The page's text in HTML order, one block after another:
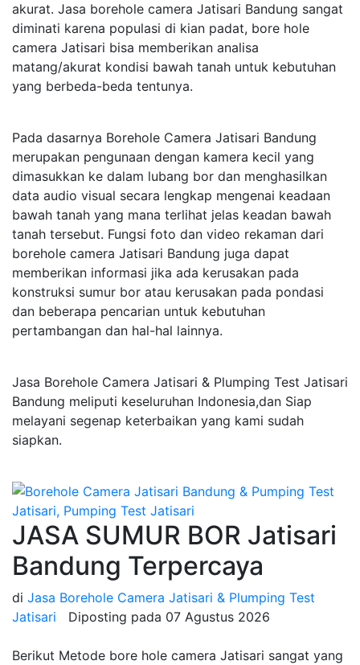
akurat. Jasa borehole camera Jatisari Bandung sangat
diminati karena populasi di kian padat, bore hole
camera Jatisari bisa memberikan analisa
matang/akurat kondisi bawah tanah untuk kebutuhan
yang berbeda-beda tentunya.
Pada dasarnya Borehole Camera Jatisari Bandung
merupakan pengunaan dengan kamera kecil yang
dimasukkan ke dalam lubang bor dan menghasilkan
data audio visual secara lengkap mengenai keadaan
bawah tanah yang mana terlihat jelas keadan bawah
tanah tersebut. Fungsi foto dan video rekaman dari
borehole camera Jatisari Bandung juga dapat
memberikan informasi jika ada kerusakan pada
konstruksi sumur bor atau kerusakan pada pondasi
dan beberapa pencarian untuk kebutuhan
pertambangan dan hal-hal lainnya.
Jasa Borehole Camera Jatisari & Plumping Test Jatisari
Bandung meliputi keseluruhan Indonesia,dan Siap
melayani segenap keterbaikan yang kami sudah
siapkan.
JASA SUMUR BOR Jatisari
Bandung Terpercaya
di Jasa Borehole Camera Jatisari & Plumping Test
Jatisari
Diposting pada 07 Agustus 2026
Berikut Metode bore hole camera Jatisari sangat yang